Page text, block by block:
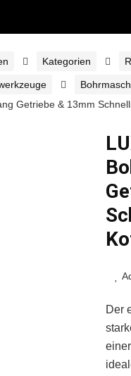
Kategorien
Getriebe & 13mm
Der